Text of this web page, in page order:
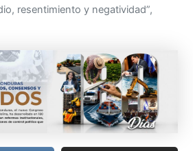
resentimiento y negatividad”,